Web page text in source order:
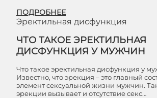
ПОДРОБНЕЕ
Эректильная дисфункция
ЧТО ТАКОЕ ЭРЕКТИЛЬНАЯ
ДИСФУНКЦИЯ У МУЖЧИН
Что такое эректильная дисфункция у
Известно, что эрекция – это главный
элемент сексуальной жизни мужчин. Так
эрекции вызывает и отсутствие секс…